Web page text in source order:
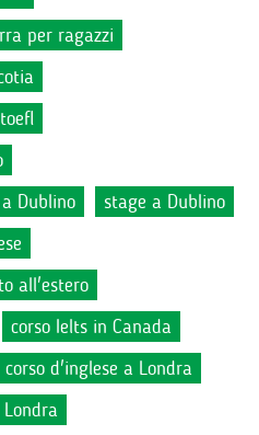
per ragazzi
toefl
Dublino
stage a Dublino
all'estero
corso Ielts in Canada
corso d'inglese a Londra